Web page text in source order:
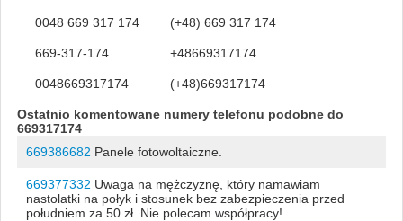
0048 669 317 174 (+48) 669 317 174
669-317-174 +48669317174
0048669317174 (+48)669317174
Ostatnio komentowane numery telefonu podobne do
669317174
669386682 Panele fotowoltaiczne.
669377332 Uwaga na mężczyznę, który namawiam
nastolatki na połyk i stosunek bez zabezpieczenia przed
południem za 50 zł. Nie polecam współpracy!